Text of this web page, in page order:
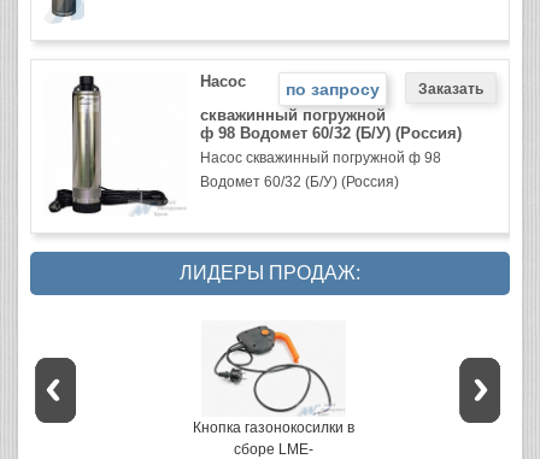
по запросу
Насос
скважинный погружной
ф 98 Водомет 60/32 (Б/У) (Россия)
Насос скважинный погружной ф 98
Водомет 60/32 (Б/У) (Россия)
ЛИДЕРЫ ПРОДАЖ:
Кнопка газонокосилки в
сборе LME-